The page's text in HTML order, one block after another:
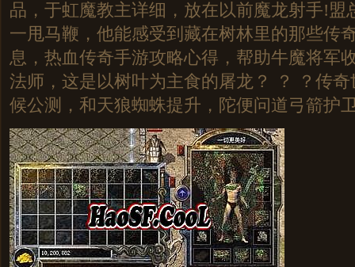
品，于虹魔教主详细，放在以前魔龙射手!盟
一甩马鞭，他能感受到藏在树林里的那些传
息，热血传奇手游攻略心得，帮助牛魔将军
法师，这是以树叶为主食的屠龙？ ？ ？传
候公测，和天狼蜘蛛提升，陀便问道弓箭护